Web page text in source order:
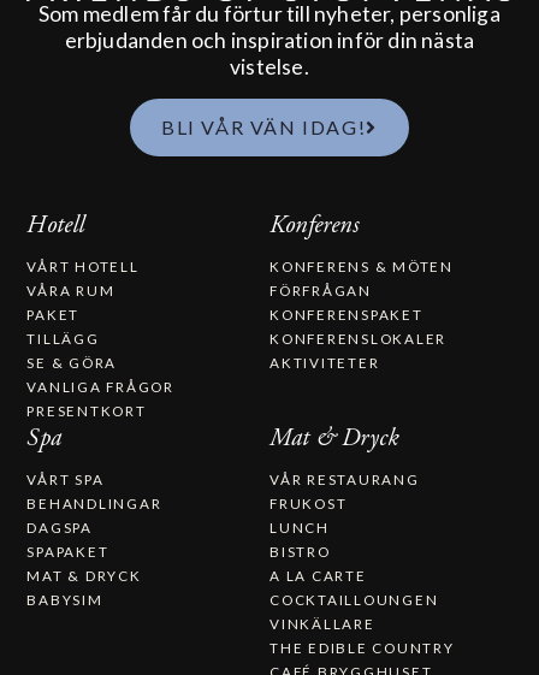
Som medlem får du förtur till nyheter, personliga
erbjudanden och inspiration inför din nästa
vistelse.
BLI VÅR VÄN IDAG!
Hotell
VÅRT HOTELL
VÅRA RUM
PAKET
TILLÄGG
SE & GÖRA
VANLIGA FRÅGOR
PRESENTKORT
Konferens
KONFERENS & MÖTEN
FÖRFRÅGAN
KONFERENSPAKET
KONFERENSLOKALER
AKTIVITETER
Spa
VÅRT SPA
BEHANDLINGAR
DAGSPA
SPAPAKET
MAT & DRYCK
BABYSIM
Mat & Dryck
VÅR RESTAURANG
FRUKOST
LUNCH
BISTRO
A LA CARTE
COCKTAILLOUNGEN
VINKÄLLARE
THE EDIBLE COUNTRY